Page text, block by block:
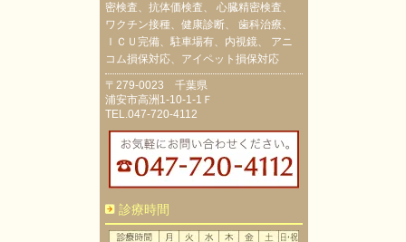
密検査、抗体価検査、 心臓精密検査、
ワクチン接種、健康診断、 歯科治療、
ＩＣＵ完備、駐車場有、内視鏡、 アニ
コム損保対応、アイペット損保対応
〒279-0023 千葉県
浦安市高洲1-10-1-1Ｆ
TEL.047-720-4112
診療時間